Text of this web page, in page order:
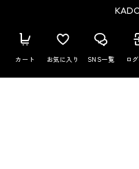
カート お気に入り SNS一覧 ロ